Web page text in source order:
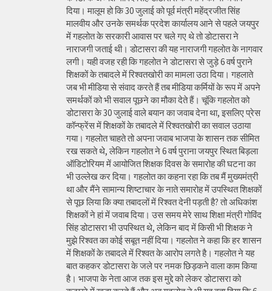
दिया। मालूम हो कि 30 जुलाई को पूर्व मंत्री महेंद्रजीत सिंह
मालवीय और उनके समर्थक प्रदेश कार्यालय आने से पहले जयपुर
में गहलोत के सरकारी आवास पर चले गए थे तो डोटासरा ने
नाराजगी जताई थी। डोटासरा की यह नाराजगी गहलोत के नागवार
लगी। यही वजह रही कि गहलोत ने डोटासरा से जुड़े 6 वर्ष पुराने
शिक्षकों के तबादले में रिश्वतखोरी का मामला उठा दिया। गहलाते
जब भी मीडिया से संवाद करते हैं तब मीडिया कर्मियों के रूप में अपने
समर्थकों को भी सवाल पूछने का मौका देते हैं। चूंकि गहलोत को
डोटासरा के 30 जुलाई वाले बयान का जवाब देना था, इसलिए प्रेस
कॉन्फ्रेंस में शिक्षकों के तबादले में रिश्वतखोरी का सवाल उठाया
गया। गहलोत चाहते तो अपना जवाब भाजपा के शासन तक सीमित
रख सकते थे, लेकिन गहलोत ने 6 वर्ष पुराना जयपुर स्थित बिड़ला
ऑडिटोरियम में आयोजित शिक्षक दिवस के समारोह की घटना का
भी उल्लेख कर दिया। गहलोत का कहना रहा कि तब मैं मुख्यमंत्री
था और मैंने सामान्य शिष्टाचार के नाते समारोह में उपस्थित शिक्षकों
से पूछ लिया कि क्या तबादलों में रिश्वत देनी पड़ती है? तो अधिकांश
शिक्षकों ने हां में जवाब दिया। उस समय मेरे साथ शिक्षा मंत्री गोविंद
सिंह डोटासरा भी उपस्थित थे, लेकिन बाद में किसी भी शिक्षक ने
मुझे रिश्वत का कोई सबूत नहीं दिया। गहलोत ने कहा कि हर शासन
में शिक्षकों के तबादले में रिश्वत के आरोप लगते है। गहलोत ने यह
बात कहकर डोटासरा के जले पर नमक छिड़कने वाला काम किया
है। भाजपा के नेता आज तक इस मुद्दे को लेकर डोटासरा को